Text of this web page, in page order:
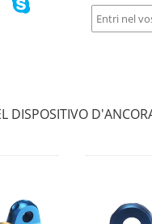
DISPOSITIVO